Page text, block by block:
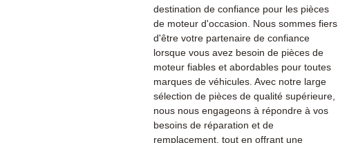
destination de confiance pour les pièces
de moteur d'occasion. Nous sommes fiers
d'être votre partenaire de confiance
lorsque vous avez besoin de pièces de
moteur fiables et abordables pour toutes
marques de véhicules. Avec notre large
sélection de pièces de qualité supérieure,
nous nous engageons à répondre à vos
besoins de réparation et de
remplacement, tout en offrant une